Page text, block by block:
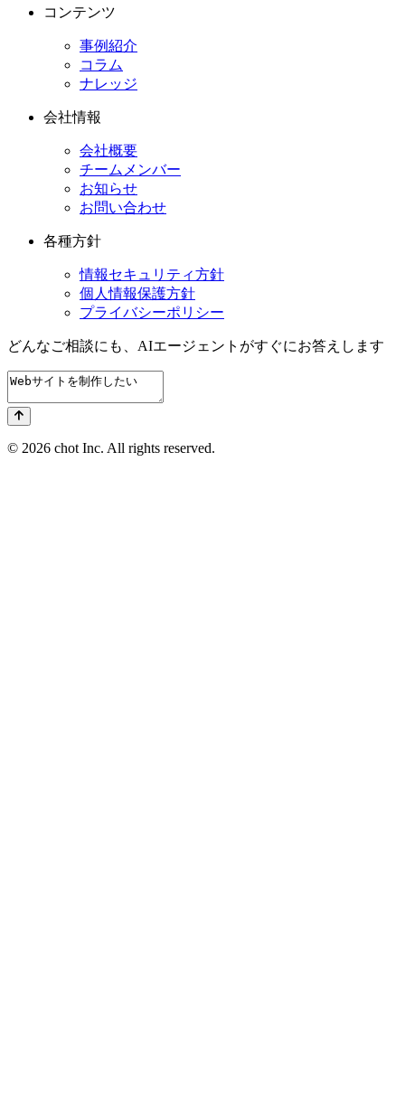
コンテンツ
事例紹介
コラム
ナレッジ
会社情報
会社概要
チームメンバー
お知らせ
お問い合わせ
各種方針
情報セキュリティ方針
個人情報保護方針
プライバシーポリシー
どんなご相談にも、 AIエージェントがすぐにお答えします
© 2026 chot Inc. All rights reserved.